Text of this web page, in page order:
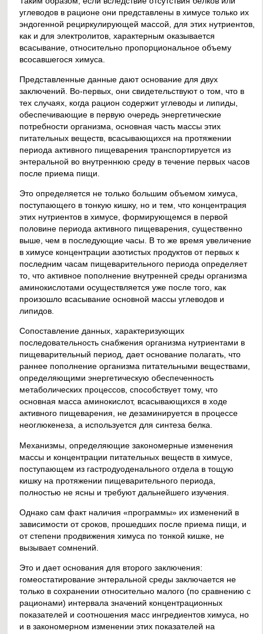
углеводов в рационе они представлены в химусе только их
эндогенной рециркулирующей массой, для этих нутриентов,
как и для электролитов, характерным оказывается
всасывание, относительно пропорциональное объему
всосавшегося химуса.
Представленные данные дают основание для двух
заключений. Во-первых, они свидетельствуют о том, что в
тех случаях, когда рацион содержит углеводы и липиды,
обеспечивающие в первую очередь энергетические
потребности организма, основная часть массы этих
питательных веществ, всасывающихся на протяжении
периода активного пищеварения транспортируется из
энтеральной во внутреннюю среду в течение первых часов
после приема пищи.
Это определяется не только большим объемом химуса,
поступающего в тонкую кишку, но и тем, что концентрация
этих нутриентов в химусе, формирующемся в первой
половине периода активного пищеварения, существенно
выше, чем в последующие часы. В то же время увеличение
в химусе концентрации азотистых продуктов от первых к
последним часам пищеварительного периода определяет
то, что активное пополнение внутренней среды организма
аминокислотами осуществляется уже после того, как
произошло всасывание основной массы углеводов и
липидов.
Сопоставление данных, характеризующих
последовательность снабжения организма нутриентами в
пищеварительный период, дает основание полагать, что
раннее пополнение организма питательными веществами,
определяющими энергетическую обеспеченность
метаболических процессов, способствует тому, что
основная масса аминокислот, всасывающихся в ходе
активного пищеварения, не дезаминируется в процессе
неоглюкенеза, а используется для синтеза белка.
Механизмы, определяющие закономерные изменения
массы и концентрации питательных веществ в химусе,
поступающем из гастродуоденального отдела в тощую
кишку на протяжении пищеварительного периода,
полностью не ясны и требуют дальнейшего изучения.
Однако сам факт наличия «программы» их изменений в
зависимости от сроков, прошедших после приема пищи, и
от степени продвижения химуса по тонкой кишке, не
вызывает сомнений.
Это и дает основания для второго заключения:
гомеостатирование энтеральной среды заключается не
только в сохранении относительно малого (по сравнению с
рационами) интервала значений концентрационных
показателей и соотношения масс ингредиентов химуса, но
и в закономерном изменении этих показателей на